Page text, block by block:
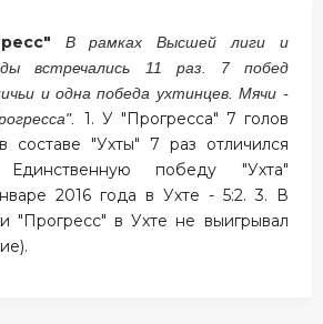
В рамках Высшей лиги и
встречались 11 раз. 7 побед
и одна победа ухтинцев. Мячи -
1. У "Прогресса" 7 голов
составе "Ухты" 7 раз отличился
победу "Ухта"
2016 года в Ухте - 5:2. 3. В
"Прогресс" в Ухте не выигрывал